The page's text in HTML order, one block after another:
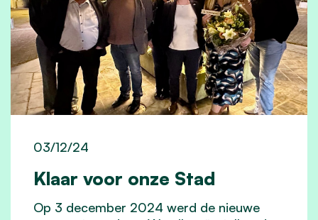
Klaar voor onze Stad
03/12/24
Op 3 december 2024 werd de nieuwe